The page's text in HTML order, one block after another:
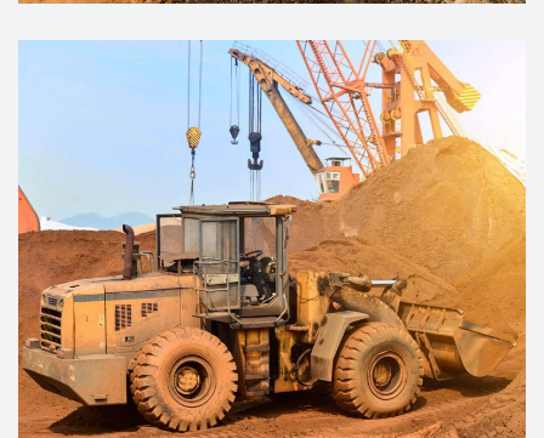
PLANNING
Chemical Production